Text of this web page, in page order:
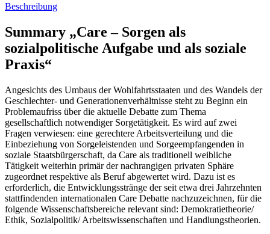
Beschreibung
Summary „Care – Sorgen als
sozialpolitische Aufgabe und als soziale
Praxis“
Angesichts des Umbaus der Wohlfahrtsstaaten und des Wandels der
Geschlechter- und Generationenverhältnisse steht zu Beginn ein
Problemaufriss über die aktuelle Debatte zum Thema
gesellschaftlich notwendiger Sorgetätigkeit. Es wird auf zwei
Fragen verwiesen: eine gerechtere Arbeitsverteilung und die
Einbeziehung von Sorgeleistenden und Sorgeempfangenden in
soziale Staatsbürgerschaft, da Care als traditionell weibliche
Tätigkeit weiterhin primär der nachrangigen privaten Sphäre
zugeordnet respektive als Beruf abgewertet wird. Dazu ist es
erforderlich, die Entwicklungsstränge der seit etwa drei Jahrzehnten
stattfindenden internationalen Care Debatte nachzuzeichnen, für die
folgende Wissenschaftsbereiche relevant sind: Demokratietheorie/
Ethik, Sozialpolitik/ Arbeitswissenschaften und Handlungstheorien.